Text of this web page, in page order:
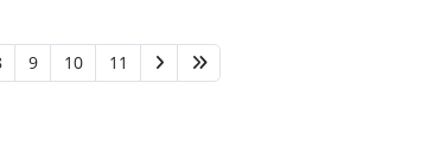
9 10 11